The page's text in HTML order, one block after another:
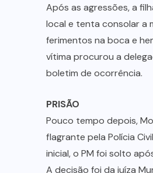
Após as agressões, a
local e tenta consolar a
ferimentos na boca e
vítima procurou a
boletim de ocorrência.
PRISÃO
Pouco tempo depois,
flagrante pela Polícia
inicial, o PM foi solto
A decisão foi da juíza